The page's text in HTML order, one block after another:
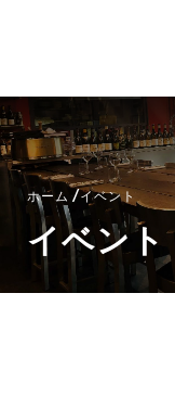
ホーム /イベント
イベント